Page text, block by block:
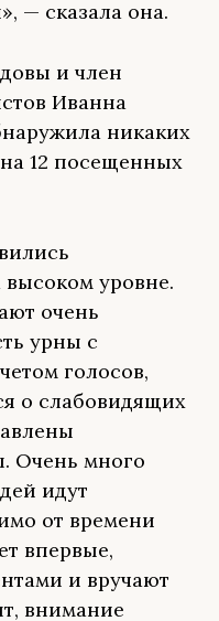
— сказала она.
и член
Иванна
никаких
12 посещенных
уровне.
очень
урны с
голосов,
о слабовидящих
Очень много
идут
от времени
впервые,
и вручают
внимание